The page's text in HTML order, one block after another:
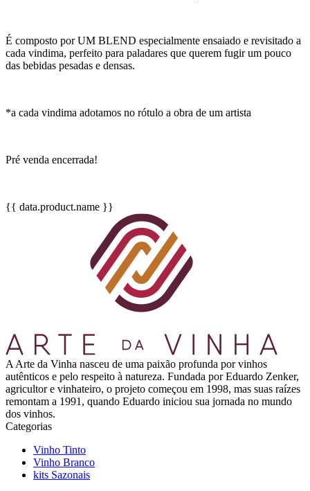
É composto por UM BLEND especialmente ensaiado e revisitado a
cada vindima, perfeito para paladares que querem fugir um pouco
das bebidas pesadas e densas.
*a cada vindima adotamos no rótulo a obra de um artista
Pré venda encerrada!
{{ data.product.name }}
A Arte da Vinha nasceu de uma paixão profunda por vinhos
autênticos e pelo respeito à natureza. Fundada por Eduardo Zenker,
agricultor e vinhateiro, o projeto começou em 1998, mas suas raízes
remontam a 1991, quando Eduardo iniciou sua jornada no mundo
dos vinhos.
Categorias
Vinho Tinto
Vinho Branco
kits Sazonais